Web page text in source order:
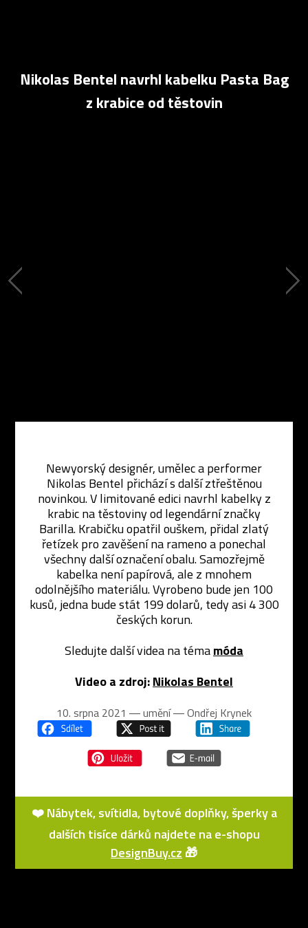
Nikolas Bentel navrhl kabelku Pasta Bag
z krabice od těstovin
Newyorský designér, umělec a performer
Nikolas Bentel přichází s další ztřeštěnou
novinkou. V limitované edici navrhl kabelky z
krabic na těstoviny od legendární značky
Barilla. Krabičku opatřil ouškem, přidal zlatý
řetízek pro zavěšení na rameno a ponechal
všechny další označení obalu. Samozřejmě
kabelka není papírová, ale z mnohem
odolnějšího materiálu. Vyrobeno bude jen 100
kusů, jedna bude stát 199 dolarů, tedy asi 4 300
českých korun.
Sledujte další videa na témamóda
Video a zdroj:Nikolas Bentel
10. srpna 2021 ― umění ―Ondřej Krynek
❤️ Nábytek, svítidla, bytové doplňky, šperky a
dalších tisíce dárků najdete na e-shopu
DesignBuy.cz 🎁